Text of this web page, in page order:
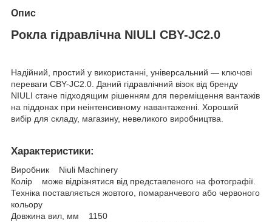
Опис
Рокла гідравлічна NIULI CBY-JC2.0
Надійний, простий у використанні, універсальний — ключові
переваги CBY-JC2.0. Даний гідравлічний візок від бренду
NIULI стане підходящим рішенням для переміщення вантажів
на піддонах при неінтенсивному навантаженні. Хороший
вибір для складу, магазину, невеликого виробництва.
Характеристики:
Виробник Niuli Machinery
Колір може відрізнятися від представленого на фотографії.
Техніка поставляється жовтого, помаранчевого або червоного
кольору
Довжина вил, мм 1150